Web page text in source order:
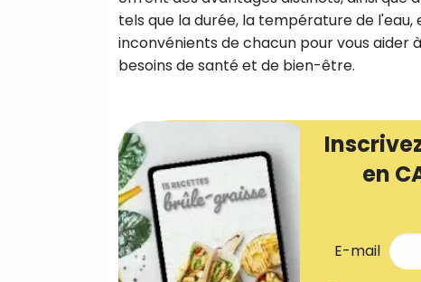
tels que la durée, la température de
inconvénients de chacun pour vous
besoins de santé et de bien-être.
en
E-mail